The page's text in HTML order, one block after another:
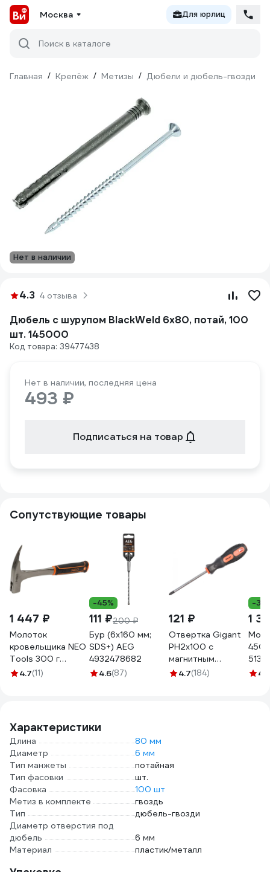
Москва Для юрлиц
Поиск в каталоге
Главная / Крепёж / Метизы / Дюбели и дюбель-гвозди
Нет в наличии
4.3 4 отзыва
Дюбель с шурупом BlackWeld 6x80, потай, 100
шт. 145000
Код товара: 39477438
Нет в наличии, последняя цена
493 ₽
Подписаться на товар
Сопутствующие товары
1 447 ₽
Молоток
кровельщика NEO
Tools 300 г
цельнокованый
4.7(11)
-45%
111 ₽200 ₽
Бур (6x160 мм;
SDS+) AEG
4932478682
4.6(87)
121 ₽
Отвертка Gigant
PH2x100 с
магнитным
наконечником GS
4.7(184)
-
1
450
4.6
Характеристики
Длина
80 мм
Диаметр
6 мм
Тип манжеты
потайная
Тип фасовки
шт.
Фасовка
100 шт
Метиз в комплекте
гвоздь
Тип
дюбель-гвозди
Диаметр отверстия под
дюбель
6 мм
Материал
пластик/металл